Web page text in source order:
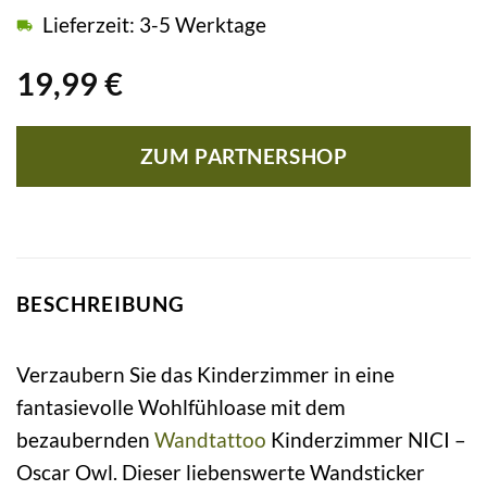
19,99 €
Lieferzeit: 3-5 Werktage
ZUM PARTNERSHOP
BESCHREIBUNG
Verzaubern Sie das Kinderzimmer in eine
fantasievolle Wohlfühloase mit dem
bezaubernden Wandtattoo Kinderzimmer NICI –
Oscar Owl. Dieser liebenswerte Wandsticker